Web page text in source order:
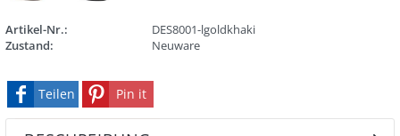
Artikel-Nr.:
DES8001-lgoldkhaki
Zustand:
Neuware
Teilen Pin it